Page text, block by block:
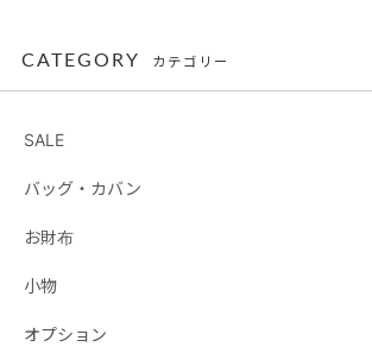
CATEGORY カテゴリー
SALE
バッグ・カバン
お財布
小物
オプション